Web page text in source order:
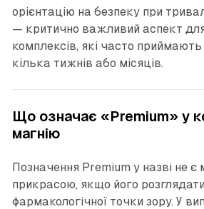
орієнтацію на безпеку при
— критично важливий аспект
комплексів, які часто
кілька тижнів або місяців.
Що означає «Premium» у
магнію
Позначення Premium у назві не
прикрасою, якщо його
фармакологічної точки зору. У